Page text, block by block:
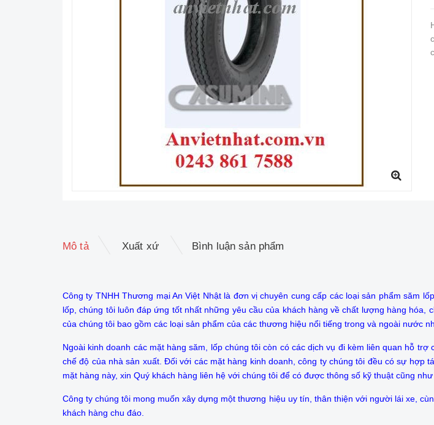
Mô tả Xuất xứ Bình luận sản phẩm
Công ty TNHH Thương mại An Việt Nhật là đơn vị chuyên cung cấp các loại sản phẩm săm
lốp, chúng tôi luôn đáp ứng tốt nhất những yêu cầu của khách hàng về chất lượng hàng
của chúng tôi bao gồm các loại sản phẩm của các thương hiệu nổi tiếng trong và ngoài nước
Ngoài kinh doanh các mặt hàng săm, lốp chúng tôi còn có các dịch vụ đi kèm liên quan hỗ
chế độ của nhà sản xuất. Đối với các mặt hàng kinh doanh, công ty chúng tôi đều có sự
mặt hàng này, xin Quý khách hàng liên hệ với chúng tôi để có được thông số kỹ thuật cũng như
Công ty chúng tôi mong muốn xây dựng một thương hiệu uy tín, thân thiện với người lái xe,
khách hàng chu đáo.